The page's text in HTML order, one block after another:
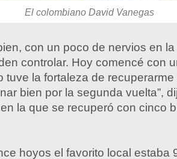
El colombiano David Vanegas
con un poco de nervios en
controlar. Hoy comencé con
tuve la fortaleza de
bien por la segunda vuelta”,
la que se recuperó con cinco
hoyos el favorito local estaba